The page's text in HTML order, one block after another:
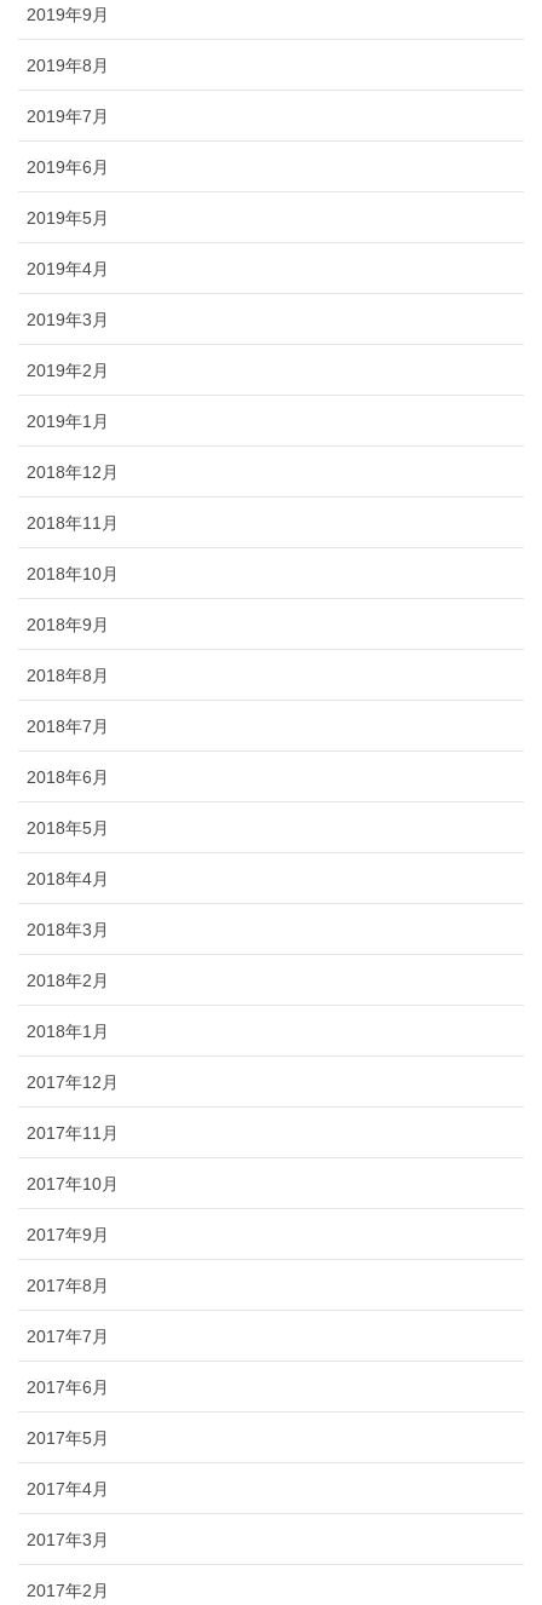
2019年9月
2019年8月
2019年7月
2019年6月
2019年5月
2019年4月
2019年3月
2019年2月
2019年1月
2018年12月
2018年11月
2018年10月
2018年9月
2018年8月
2018年7月
2018年6月
2018年5月
2018年4月
2018年3月
2018年2月
2018年1月
2017年12月
2017年11月
2017年10月
2017年9月
2017年8月
2017年7月
2017年6月
2017年5月
2017年4月
2017年3月
2017年2月